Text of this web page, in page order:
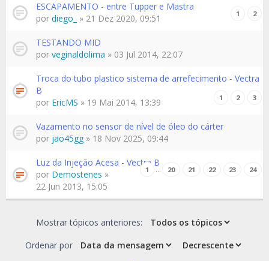
ESCAPAMENTO - entre Tupper e Mastra
1 2
por diego_ » 21 Dez 2020, 09:51
TESTANDO MID
por veginaldolima » 03 Jul 2014, 22:07
Troca do tubo plastico sistema de arrefecimento - Vectra
B
1 2 3
por EricMS » 19 Mai 2014, 13:39
Vazamento no sensor de nível de óleo do cárter
por jao45gg » 18 Nov 2025, 09:44
Luz da Injeção Acesa - Vectra B
1 … 20 21 22 23 24
por Demostenes »
22 Jun 2013, 15:05
Mostrar tópicos anteriores:
Ordenar por